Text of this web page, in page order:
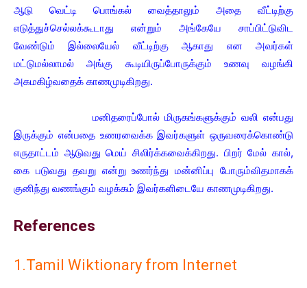
ஆடு வெட்டி பொங்கல் வைத்தாலும் அதை வீட்டிற்கு
எடுத்துச்செல்லக்கூடாது என்றும் அங்கேயே சாப்பிட்டுவிட
வேண்டும் இல்லையேல் வீட்டிற்கு ஆகாது என அவர்கள்
மட்டுமல்லாமல் அங்கு கூடியிருப்போருக்கும் உணவு வழங்கி
அகமகிழ்வதைக் காணமுடிகிறது.
மனிதரைப்போல் மிருகங்களுக்கும் வலி என்பது
இருக்கும் என்பதை உணரவைக்க இவர்களுள் ஒருவரைக்கொண்டு
எருதாட்டம் ஆடுவது மெய் சிலிர்க்கவைக்கிறது. பிறர் மேல் கால்,
கை படுவது தவறு என்று உணர்ந்து மன்னிப்பு போரும்விதமாகக்
குனிந்து வணங்கும் வழக்கம் இவர்களிடையே காணமுடிகிறது.
References
1.Tamil Wiktionary from Internet